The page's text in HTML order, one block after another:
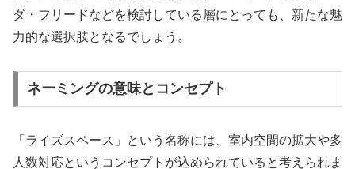
ダ・フリードなどを検討している層にとっても、新たな魅
力的な選択肢となるでしょう。
ネーミングの意味とコンセプト
「ライズスペース」という名称には、室内空間の拡大や多
人数対応というコンセプトが込められていると考えられま